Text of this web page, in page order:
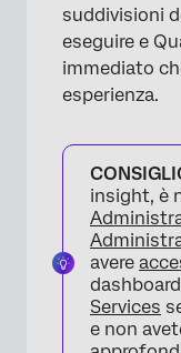
FAQs
suddivisioni
eseguire e
immediato
esperienza.
insight, è
avere
Services
e non